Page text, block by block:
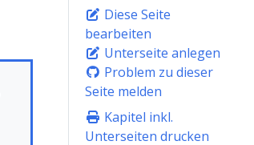
Diese Seite
bearbeiten
Unterseite anlegen
Problem zu dieser
Seite melden
Kapitel inkl.
Unterseiten drucken